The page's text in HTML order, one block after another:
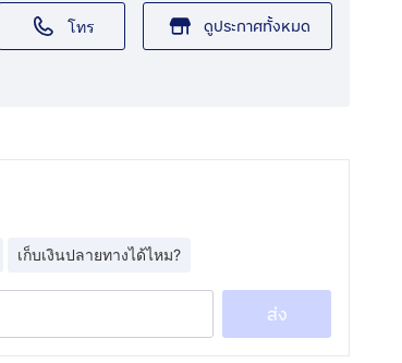
โทร ดูประกาศทั้งหมด
เก็บเงินปลายทางได้ไหม?
ส่ง